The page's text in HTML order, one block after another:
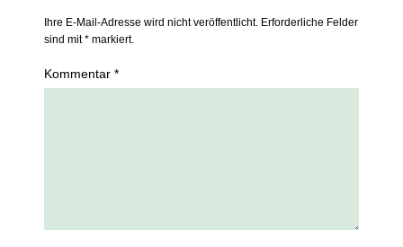
Ihre E-Mail-Adresse wird nicht veröffentlicht. Erforderliche Felder
sind mit * markiert.
Kommentar *